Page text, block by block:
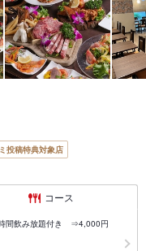
投稿特典対象店
コース
間飲み放題付き ⇒4,000円